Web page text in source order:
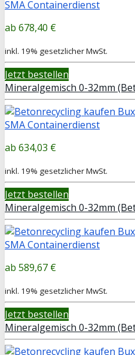
678,40 €
inkl. 19% gesetzlicher MwSt.
Jetzt bestellen
Mineralgemisch 0-32mm
634,03 €
inkl. 19% gesetzlicher MwSt.
Jetzt bestellen
Mineralgemisch 0-32mm
589,67 €
inkl. 19% gesetzlicher MwSt.
Jetzt bestellen
Mineralgemisch 0-32mm